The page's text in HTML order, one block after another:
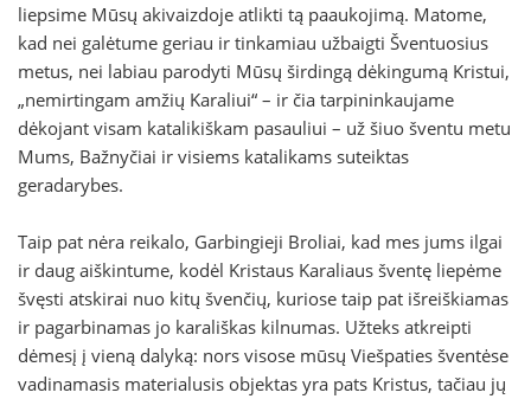
liepsime Mūsų akivaizdoje atlikti tą paaukojimą. Matome,
kad nei galėtume geriau ir tinkamiau užbaigti Šventuosius
metus, nei labiau parodyti Mūsų širdingą dėkingumą Kristui,
„nemirtingam amžių Karaliui“ – ir čia tarpininkaujame
dėkojant visam katalikiškam pasauliui – už šiuo šventu metu
Mums, Bažnyčiai ir visiems katalikams suteiktas
geradarybes.
Taip pat nėra reikalo, Garbingieji Broliai, kad mes jums ilgai
ir daug aiškintume, kodėl Kristaus Karaliaus šventę liepėme
švęsti atskirai nuo kitų švenčių, kuriose taip pat išreiškiamas
ir pagarbinamas jo karališkas kilnumas. Užteks atkreipti
dėmesį į vieną dalyką: nors visose mūsų Viešpaties šventėse
vadinamasis materialusis objektas yra pats Kristus, tačiau jų